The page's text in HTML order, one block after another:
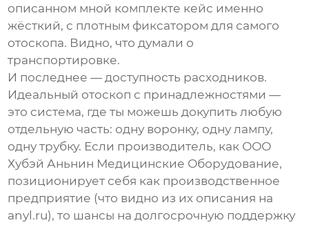
описанном мной комплекте кейс именно
жёсткий, с плотным фиксатором для самого
отоскопа. Видно, что думали о
транспортировке.
И последнее — доступность расходников.
Идеальный отоскоп с принадлежностями —
это система, где ты можешь докупить любую
отдельную часть: одну воронку, одну лампу,
одну трубку. Если производитель, как ООО
Хубэй Аньнин Медицинские Оборудование,
позиционирует себя как производственное
предприятие (что видно из их описания на
anyl.ru), то шансы на долгосрочную поддержку